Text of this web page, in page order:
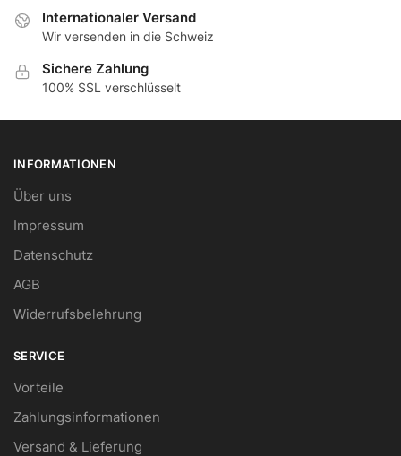
Internationaler Versand
Wir versenden in die Schweiz
Sichere Zahlung
100% SSL verschlüsselt
INFORMATIONEN
Über uns
Impressum
Datenschutz
AGB
Widerrufsbelehrung
SERVICE
Vorteile
Zahlungsinformationen
Versand & Lieferung